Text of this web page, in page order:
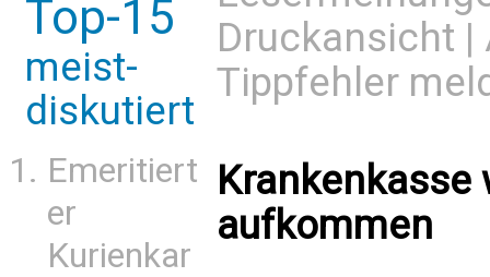
Top-15
meist-
diskutiert
Emeritiert
er
Kurienkar
Druckansicht |
Tippfehler
aufkommen